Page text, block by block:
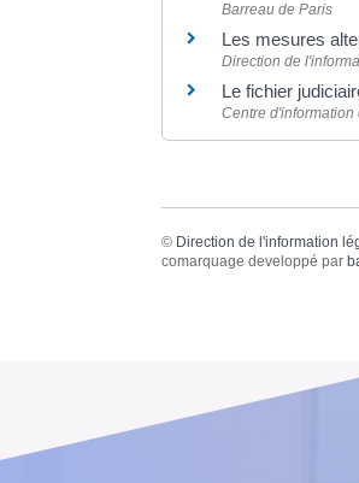
Barreau de Paris
Les mesures
Direction de
Le fichier
Centre
© Direction de l'information
comarquage developpé par